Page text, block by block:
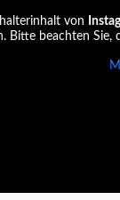
von
Bitte beachten Sie,